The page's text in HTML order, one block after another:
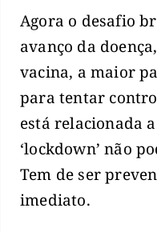
Agora o desafio
avanço da
vacina, a maior
para tentar
está relacionada
‘lockdown’ não
Tem de ser
imediato.